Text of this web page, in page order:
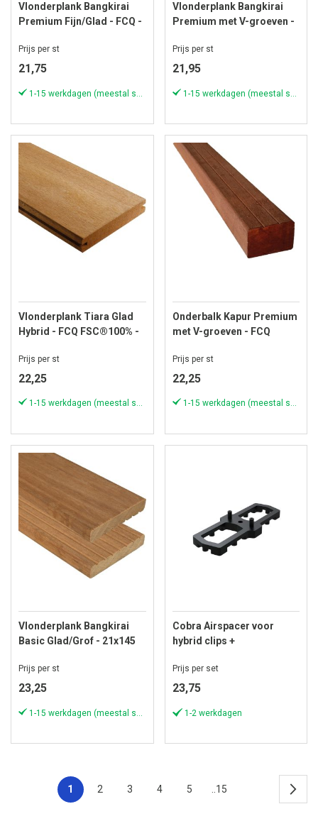
Vlonderplank Bangkirai
Premium Fijn/Glad - FCQ -
Prijs per st
21,75
Vlonderplank Bangkirai
Premium met V-groeven -
244 cm
Prijs per st
21,95
Vlonderplank Tiara Glad
Hybrid - FCQ FSC®100% -
cm
Prijs per st
22,25
1-15 werkdagen (meestal sneller)
Onderbalk Kapur Premium
met V-groeven - FCQ
Lengte 420 cm
Prijs per st
22,25
1-15 werkdagen (meestal sneller)
Vlonderplank Bangkirai
Basic Glad/Grof - 21x145
Prijs per st
23,25
Cobra Airspacer voor
hybrid clips +
voegbreedte 3-4-5-6
mm(zak á 100 stuks)
Prijs per set
23,75
1-2 werkdagen
1 2 3 4 5 ..15